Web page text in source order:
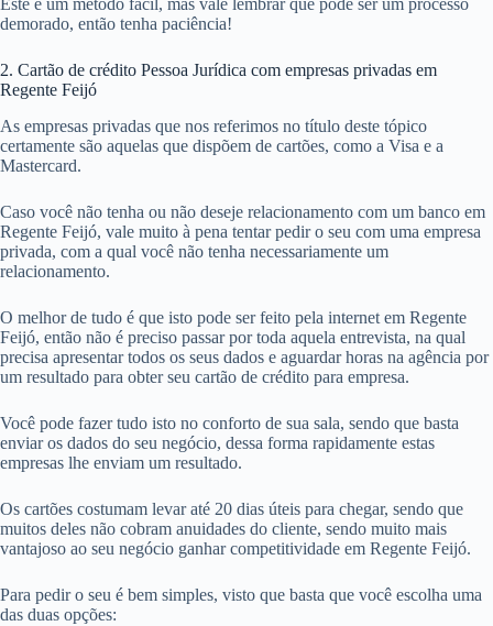
Este é um método fácil, mas vale lembrar que pode ser um processo
demorado, então tenha paciência!
2. Cartão de crédito Pessoa Jurídica com empresas privadas em
Regente Feijó
As empresas privadas que nos referimos no título deste tópico
certamente são aquelas que dispõem de cartões, como a Visa e a
Mastercard.
Caso você não tenha ou não deseje relacionamento com um banco em
Regente Feijó, vale muito à pena tentar pedir o seu com uma empresa
privada, com a qual você não tenha necessariamente um
relacionamento.
O melhor de tudo é que isto pode ser feito pela internet em Regente
Feijó, então não é preciso passar por toda aquela entrevista, na qual
precisa apresentar todos os seus dados e aguardar horas na agência por
um resultado para obter seu cartão de crédito para empresa.
Você pode fazer tudo isto no conforto de sua sala, sendo que basta
enviar os dados do seu negócio, dessa forma rapidamente estas
empresas lhe enviam um resultado.
Os cartões costumam levar até 20 dias úteis para chegar, sendo que
muitos deles não cobram anuidades do cliente, sendo muito mais
vantajoso ao seu negócio ganhar competitividade em Regente Feijó.
Para pedir o seu é bem simples, visto que basta que você escolha uma
das duas opções: